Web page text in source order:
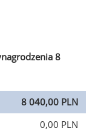
8
8 040,00 PLN
0,00 PLN